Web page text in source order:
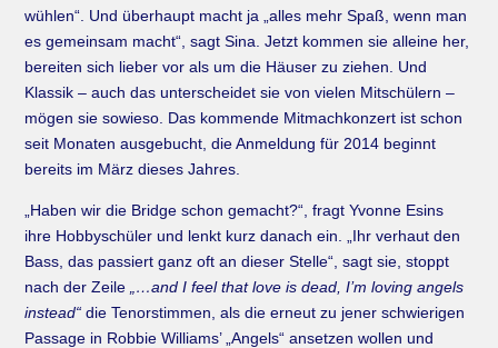
wühlen“. Und überhaupt macht ja „alles mehr Spaß, wenn man
es gemeinsam macht“, sagt Sina. Jetzt kommen sie alleine her,
bereiten sich lieber vor als um die Häuser zu ziehen. Und
Klassik – auch das unterscheidet sie von vielen Mitschülern –
mögen sie sowieso. Das kommende Mitmachkonzert ist schon
seit Monaten ausgebucht, die Anmeldung für 2014 beginnt
bereits im März dieses Jahres.
„Haben wir die Bridge schon gemacht?“, fragt Yvonne Esins
ihre Hobbyschüler und lenkt kurz danach ein. „Ihr verhaut den
Bass, das passiert ganz oft an dieser Stelle“, sagt sie, stoppt
nach der Zeile
„…and I feel that love is dead, I’m loving angels
instead“ die Tenorstimmen, als die erneut zu jener schwierigen
Passage in Robbie Williams’ „Angels“ ansetzen wollen und